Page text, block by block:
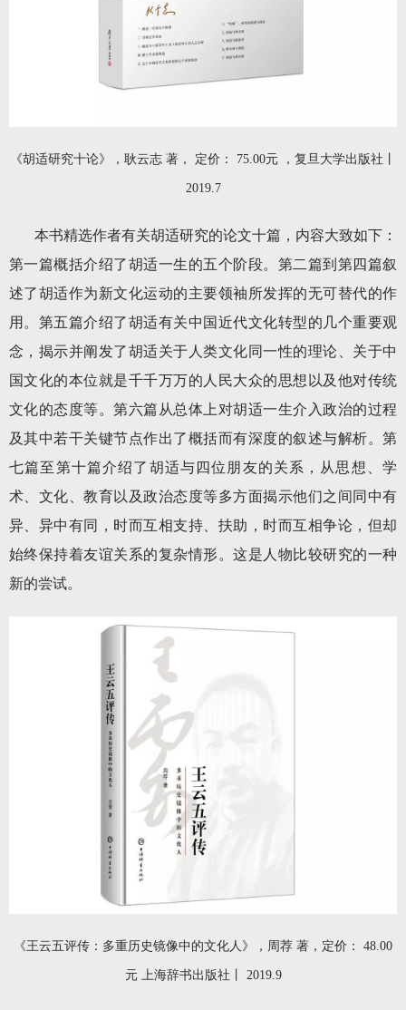
《胡适研究十论》，耿云志 著， 定价： 75.00元 ，复旦大学出版社丨
2019.7
本书精选作者有关胡适研究的论文十篇，内容大致如下：
第一篇概括介绍了胡适一生的五个阶段。第二篇到第四篇叙
述了胡适作为新文化运动的主要领袖所发挥的无可替代的作
用。第五篇介绍了胡适有关中国近代文化转型的几个重要观
念，揭示并阐发了胡适关于人类文化同一性的理论、关于中
国文化的本位就是千千万万的人民大众的思想以及他对传统
文化的态度等。第六篇从总体上对胡适一生介入政治的过程
及其中若干关键节点作出了概括而有深度的叙述与解析。第
七篇至第十篇介绍了胡适与四位朋友的关系，从思想、学
术、文化、教育以及政治态度等多方面揭示他们之间同中有
异、异中有同，时而互相支持、扶助，时而互相争论，但却
始终保持着友谊关系的复杂情形。这是人物比较研究的一种
新的尝试。
《王云五评传：多重历史镜像中的文化人》，周荐 著，定价： 48.00
元 上海辞书出版社丨 2019.9